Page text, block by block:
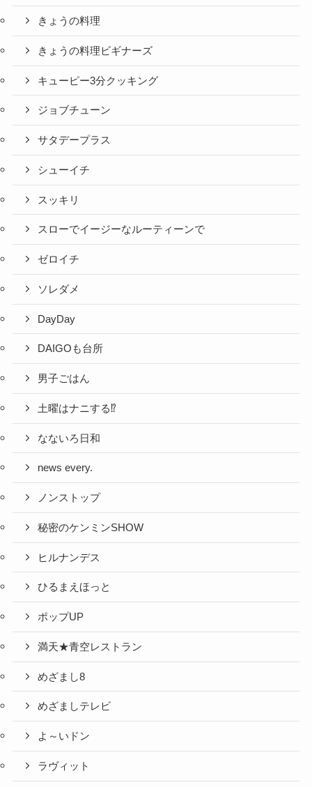
きょうの料理
きょうの料理ビギナーズ
キューピー3分クッキング
ジョブチューン
サタデープラス
シューイチ
スッキリ
スローでイージーなルーティーンで
ゼロイチ
ソレダメ
DayDay
DAIGOも台所
男子ごはん
土曜はナニする⁉
なないろ日和
news every.
ノンストップ
秘密のケンミンSHOW
ヒルナンデス
ひるまえほっと
ポップUP
満天★青空レストラン
めざまし8
めざましテレビ
よ～いドン
ラヴィット